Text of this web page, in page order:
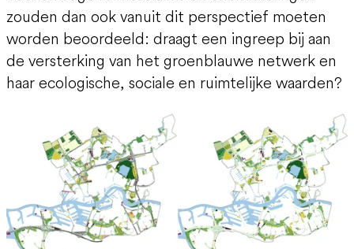
zouden dan ook vanuit dit perspectief moeten
worden beoordeeld: draagt een ingreep bij aan
de versterking van het groenblauwe netwerk en
haar ecologische, sociale en ruimtelijke waarden?